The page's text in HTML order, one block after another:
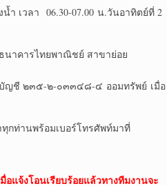
เวลา 06.30-07.00 น.วันอาทิตย์ที่ 2
าคารไทยพาณิชย์ สาขาย่อย
ญชี ๒๓๕-๒-๐๓๓๔๘-๔ ออมทรัพย์ เมื่อ
กท่านพร้อมเบอร์โทรศัพท์มาที่
อแจ้งโอนเรียบร้อยแล้วทางทีมงานจะ